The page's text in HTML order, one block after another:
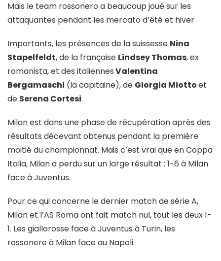
Mais le team rossonero a beaucoup joué sur les
attaquantes pendant les mercato d’été et hiver
Importants, les présences de la suissesse Nina
Stapelfeldt, de la française Lindsey Thomas, ex
romanista, et des italiennesValentina
Bergamaschi (la capitaine), de Giorgia Miottoet
de Serena Cortesi.
Milan est dans une phase de récupération après des
résultats décevant obtenus pendant la première
moitié du championnat. Mais c’est vrai que en Coppa
Italia, Milan a perdu sur un large résultat : 1-6 à Milan
face à Juventus.
Pour ce qui concerne le dernier match de série A,
Milan et l’AS Roma ont fait match nul, tout les deux 1-
1. Les giallorosse face à Juventus à Turin, les
rossonere à Milan face au Napoli.